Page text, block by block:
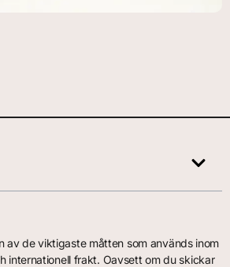
av de viktigaste måtten som används inom
internationell frakt. Oavsett om du skickar